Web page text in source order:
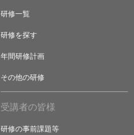
研修一覧
研修を探す
年間研修計画
その他の研修
受講者の皆様
研修の事前課題等